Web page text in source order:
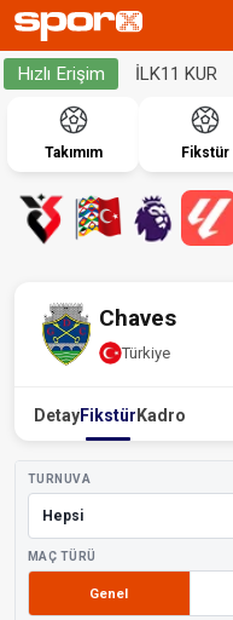
Hızlı Erişim İLK11 KUR
Takımım Fikstür
Chaves
Türkiye
DetayFikstür Kadro
TURNUVA
MAÇ TÜRÜ
Genel